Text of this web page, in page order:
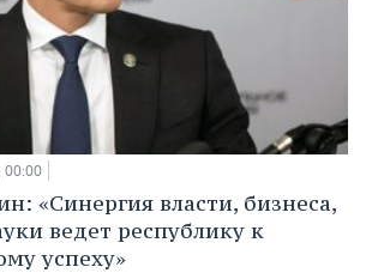
00:00
«Синергия власти, бизнеса,
ведет республику к
успеху»